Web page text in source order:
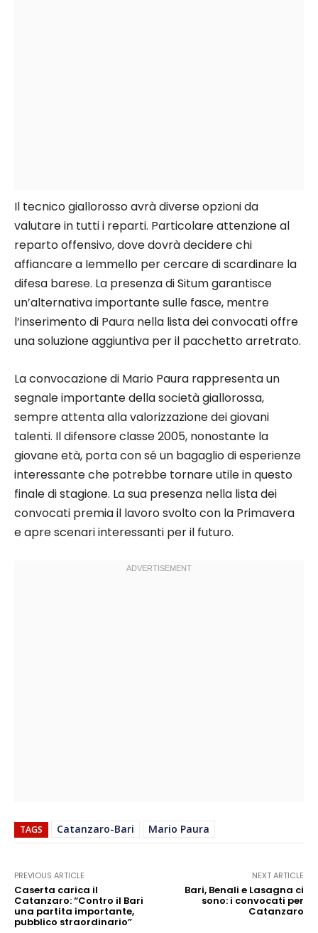
Il tecnico giallorosso avrà diverse opzioni da
valutare in tutti i reparti. Particolare attenzione al
reparto offensivo, dove dovrà decidere chi
affiancare a Iemmello per cercare di scardinare la
difesa barese. La presenza di Situm garantisce
un’alternativa importante sulle fasce, mentre
l’inserimento di Paura nella lista dei convocati offre
una soluzione aggiuntiva per il pacchetto arretrato.
La convocazione di Mario Paura rappresenta un
segnale importante della società giallorossa,
sempre attenta alla valorizzazione dei giovani
talenti. Il difensore classe 2005, nonostante la
giovane età, porta con sé un bagaglio di esperienze
interessante che potrebbe tornare utile in questo
finale di stagione. La sua presenza nella lista dei
convocati premia il lavoro svolto con la Primavera
e apre scenari interessanti per il futuro.
TAGS Catanzaro-Bari Mario Paura
PREVIOUS ARTICLE
Caserta carica il
Catanzaro: “Contro il Bari
una partita importante,
pubblico straordinario”
NEXT ARTICLE
Bari, Benali e Lasagna ci
sono: i convocati per
Catanzaro